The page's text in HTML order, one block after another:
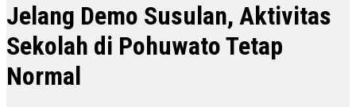
Jelang Demo Susulan, Aktivitas
Sekolah di Pohuwato Tetap
Normal